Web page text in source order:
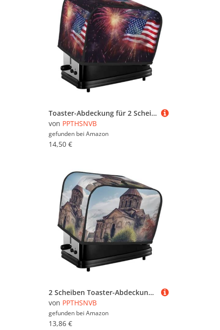
Toaster-Abdeckung für 2 Scheiben mit Taschen und Griff oben, kleine Brotbackmaschinen-Abdeckungen, Feuerwerk, amerikanische Flagge, 4. Juli, Küche, kleine Geräte, waschbar, universelle Ofenabdeckungen
von PPTHSNVB
gefunden bei Amazon
14,50 €
2 Scheiben Toaster-Abdeckung mit Taschen und Griff oben, kleine Brotbackmaschinen-Abdeckungen, armenische Kirche, Küche, kleine Geräte, waschbar, universelle Ofenabdeckungen
von PPTHSNVB
gefunden bei Amazon
13,86 €